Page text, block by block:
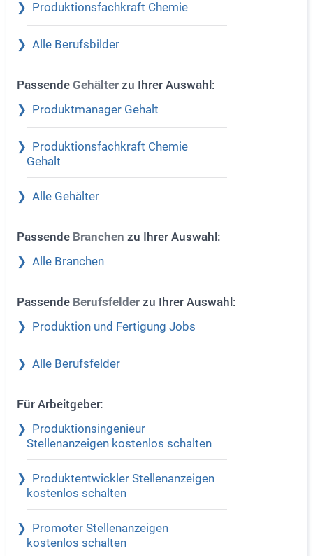
Produktionsfachkraft Chemie
Alle Berufsbilder
Passende Gehälter zu Ihrer Auswahl:
Produktmanager Gehalt
Produktionsfachkraft Chemie
Gehalt
Alle Gehälter
Passende Branchen zu Ihrer Auswahl:
Alle Branchen
Passende Berufsfelder zu Ihrer Auswahl:
Produktion und Fertigung Jobs
Alle Berufsfelder
Für Arbeitgeber:
Produktionsingenieur
Stellenanzeigen kostenlos schalten
Produktentwickler Stellenanzeigen
kostenlos schalten
Promoter Stellenanzeigen
kostenlos schalten